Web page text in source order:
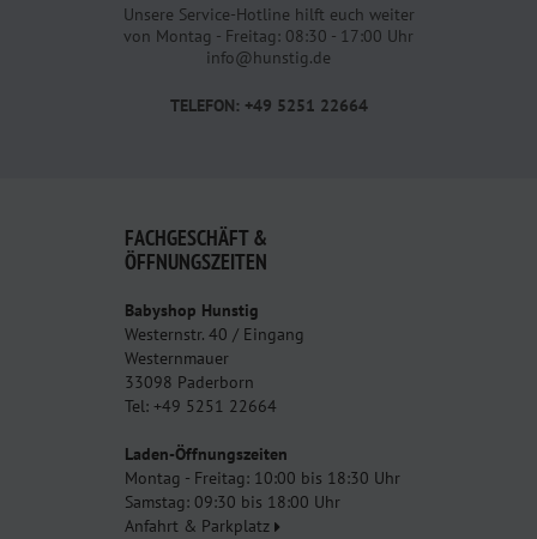
Unsere Service-Hotline hilft euch weiter
von Montag - Freitag: 08:30 - 17:00 Uhr
info@hunstig.de
TELEFON: +49 5251 22664
FACHGESCHÄFT &
ÖFFNUNGSZEITEN
Babyshop Hunstig
Westernstr. 40 / Eingang
Westernmauer
33098 Paderborn
Tel: +49 5251 22664
Laden-Öffnungszeiten
Montag - Freitag: 10:00 bis 18:30 Uhr
Samstag: 09:30 bis 18:00 Uhr
Anfahrt & Parkplatz